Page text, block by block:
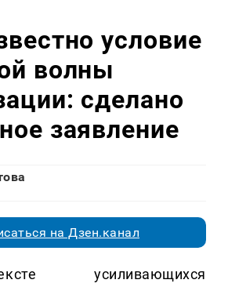
условие
волны
сделано
заявление
на Дзен.канал
усиливающихся